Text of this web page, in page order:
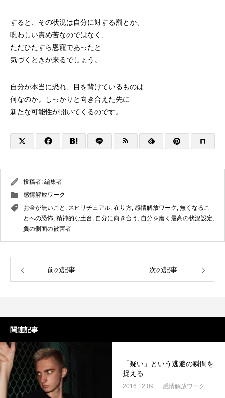
すると、その状況は自分に対する罰とか、
呪わしい責め苦なのではなく、
ただひたすら恩寵であったと
気づくときが来るでしょう。
自分が本当に恐れ、目を背けているものは
何なのか。しっかりと向き合えた先に
新たな可能性が開いてくるのです。
投稿者: 編集者
感情解放ワーク
お金が無いこと , スピリチュアル, 在り方, 感情解放ワーク , 無くなるこ
とへの恐怖, 精神的な土台, 自分に向き合う , 自分を磨く最高の状況設定,
負の側面の被害者
前の記事 次の記事
関連記事
「疑い」という逃避の瞬間を
捉える
2016.12.09 感情解放ワーク